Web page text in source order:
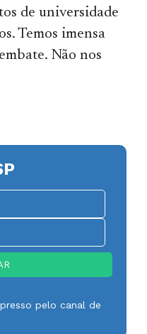
de universidade
Temos imensa
Não nos
pelo canal de